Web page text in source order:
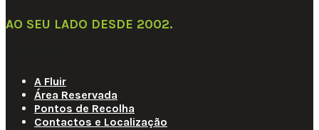
AO SEU LADO DESDE 2002.
A Fluir
Área Reservada
Pontos de Recolha
Contactos e Localização